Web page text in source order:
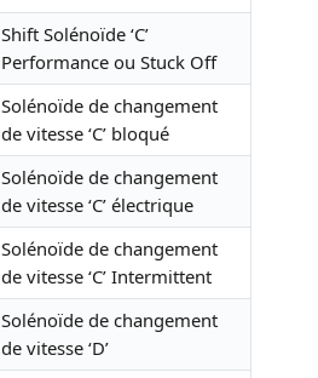
Shift Solénoïde ‘C’
Performance ou Stuck Off
Solénoïde de changement
de vitesse ‘C’ bloqué
Solénoïde de changement
de vitesse ‘C’ électrique
Solénoïde de changement
de vitesse ‘C’ Intermittent
Solénoïde de changement
de vitesse ‘D’